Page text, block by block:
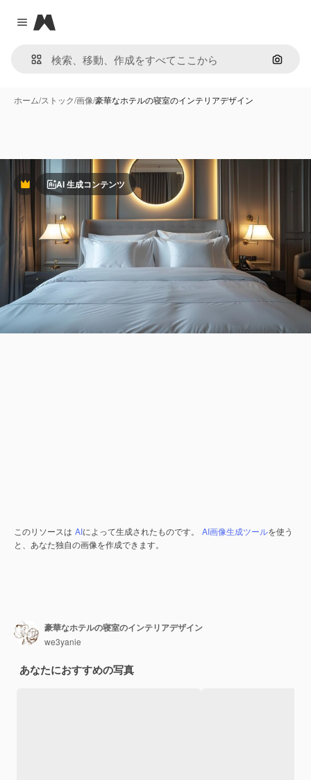
Close menu
Magnific
画像で
ホーム/ストック/画像/豪華なホテルの寝室のインテリアデザイン
PremiumAI 生成コンテンツ
このリソースは AIによって生成されたものです。 AI画像生成ツールを使う
と、あなた独自の画像を作成できます。
豪華なホテルの寝室のインテリアデザイン
we3yanie
あなたにおすすめの写真